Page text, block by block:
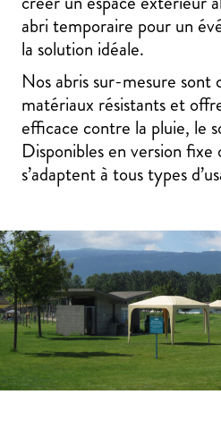
abri temporaire pour un
la solution idéale.
Nos abris sur-mesure sont
matériaux résistants et
efficace contre la pluie, le
Disponibles en version
s’adaptent à tous types